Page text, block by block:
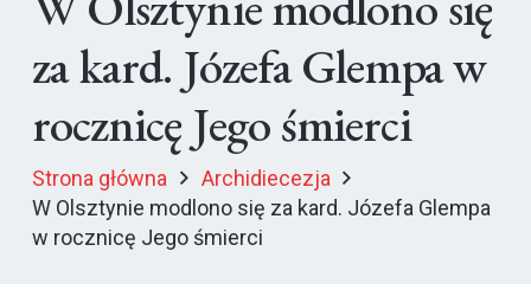
za kard. Józefa Glempa w
rocznicę Jego śmierci
Strona główna
Archidiecezja
W Olsztynie modlono się za kard. Józefa Glempa
w rocznicę Jego śmierci